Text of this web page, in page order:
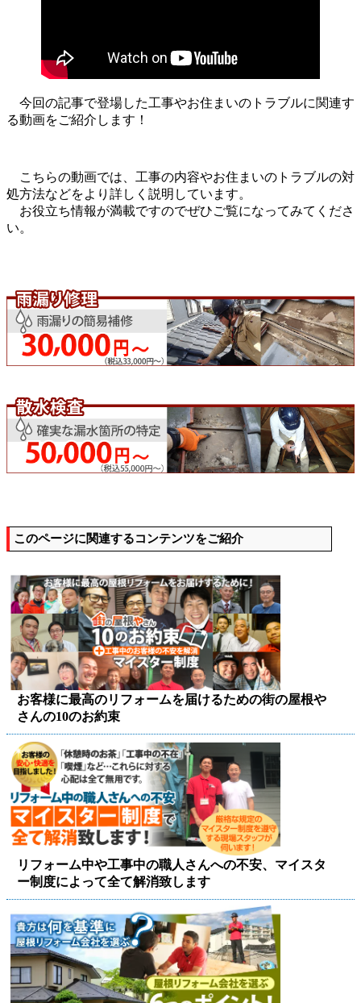
今回の記事で登場した工事やお住まいのトラブルに関連す
る動画をご紹介します！
こちらの動画では、工事の内容やお住まいのトラブルの対
処方法などをより詳しく説明しています。
お役立ち情報が満載ですのでぜひご覧になってみてくださ
い。
このページに関連するコンテンツをご紹介
お客様に最高のリフォームを届けるための街の屋根や
さんの10のお約束
リフォーム中や工事中の職人さんへの不安、マイスタ
ー制度によって全て解消致します